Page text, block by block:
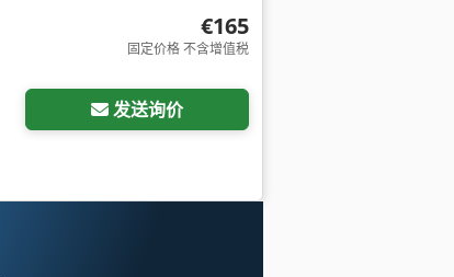
请求更多图片
€165
固定价格 不含增值税
发送询价